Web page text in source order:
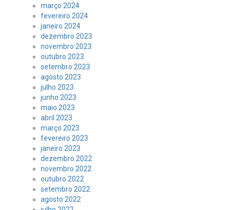
março 2024
fevereiro 2024
janeiro 2024
dezembro 2023
novembro 2023
outubro 2023
setembro 2023
agosto 2023
julho 2023
junho 2023
maio 2023
abril 2023
março 2023
fevereiro 2023
janeiro 2023
dezembro 2022
novembro 2022
outubro 2022
setembro 2022
agosto 2022